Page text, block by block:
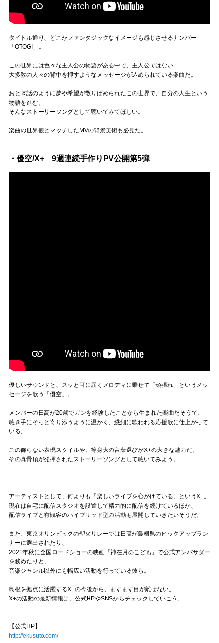
タイトル通り、どこかファンタジックなイメージも感じさせるナンバー
「OTOGI」。
この世界には色々な主人公の物語がある中で、主人公ではない
大多数の人々の背中を押すようなメッセージが込められている楽曲だ。
おとぎ話のように夢や希望が散りばめられたこの世界で、自分の人生という
物語を進む。
そんなストーリーソングとして聴いてみてほしい。
楽曲の世界観とマッチしたMVの背景美術も必見だ。
・優空/X+ 9週連続手作りPV公開第5弾
優しいサウンドと、スッと耳に届くメロディに乗せて「頑張れ」というメッ
セージを歌う「優空」。
メンバーの日高が20歳でガンを経験したことから生まれた楽曲だそうで、
聴き手にそっと寄り添うように温かく、繊細に歌われる応援歌に仕上がって
いる。
この飾らない表現スタイルや、等身大の言葉選びがX+の大きな魅力だ。
その真骨頂が発揮されたストーリーソングとして聴いてみよう。
アーティストとして、何よりも「楽しいライブを心がけている」というX+。
現在は自宅に配信スタジオを設置して精力的に配信を続けているほか、
配信ライブと有観客のハイブリッド型の活動も展開していきたいそうだ。
また、東京オリンピックの聖火リレーでは日高が島根県のピックアップラン
ナーに選出されたり、
2021年秋に全国ロードショーの映画「神在月のこども」で公式アンバサダー
を務めたりと、
音楽ジャンル以外にも幅広い活動を行っている彼ら。
島根を拠点に活躍するX+の今後から、ますます目が離せない。
X+の活動の最新情報は、公式HPやSNSからチェックしていこう。
【公式HP】
http://ekusuto.com/